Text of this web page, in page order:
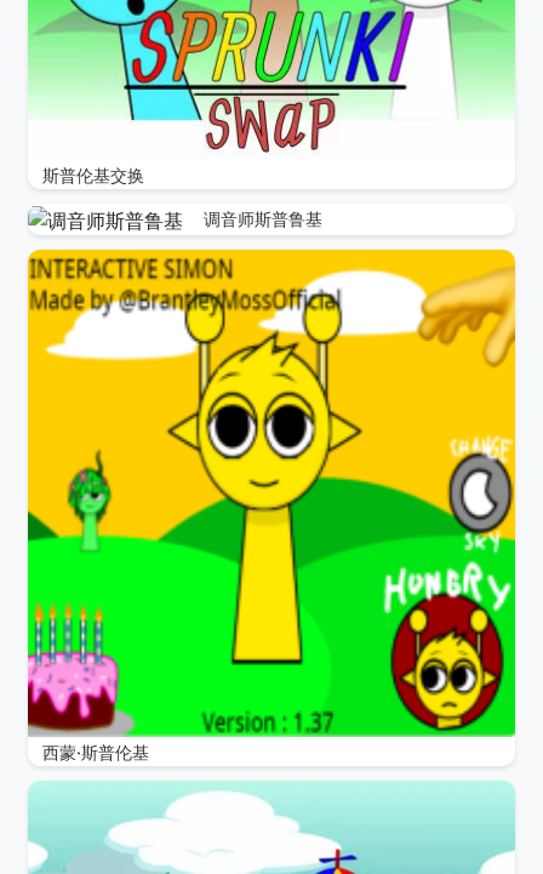
斯普伦基交换
调音师斯普鲁基
西蒙·斯普伦基